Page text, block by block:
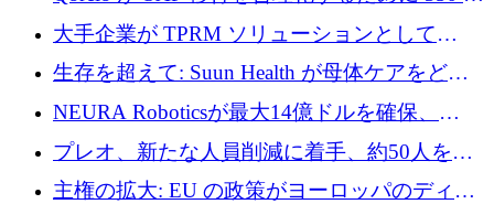
ドルを調達
大手企業が TPRM ソリューションとして
Vanta を選択する理由
生存を超えて: Suun Health が母体ケアをどの
ように再考しているか
NEURA Roboticsが最大14億ドルを確保、
Bending Spoonsが米国IPOを申請、英国首相が
4億ポンドのチップ計画を発表
プレオ、新たな人員削減に着手、約50人を解
雇
主権の拡大: EU の政策がヨーロッパのディー